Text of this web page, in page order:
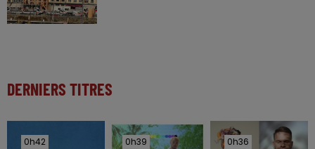
DERNIERS TITRES
0h42
0h42 0h39
0h39 0h36
0h36